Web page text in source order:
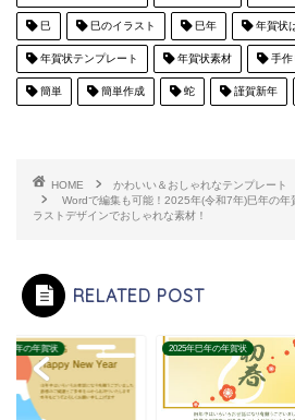
巳 巳のイラスト 巳年 年賀状
年賀状テンプレート 年賀状素材 手作
簡単 簡単作成 蛇 謹賀新年
HOME かわいい＆おしゃれなテンプレート
Wordで編集も可能！2025年(令和7年)巳年の年
ラストデザインでおしゃれな素材！
RELATED POST
巳年の年賀状 2025年巳年の年賀状